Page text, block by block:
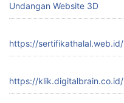
Undangan Website 3D
https://sertifikathalal.web.id/
https://klik.digitalbrain.co.id/